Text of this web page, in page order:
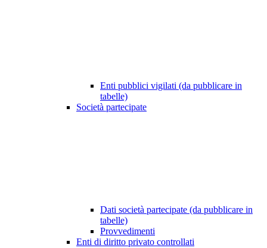
Enti pubblici vigilati (da pubblicare in
tabelle)
Società partecipate
Dati società partecipate (da pubblicare in
tabelle)
Provvedimenti
Enti di diritto privato controllati